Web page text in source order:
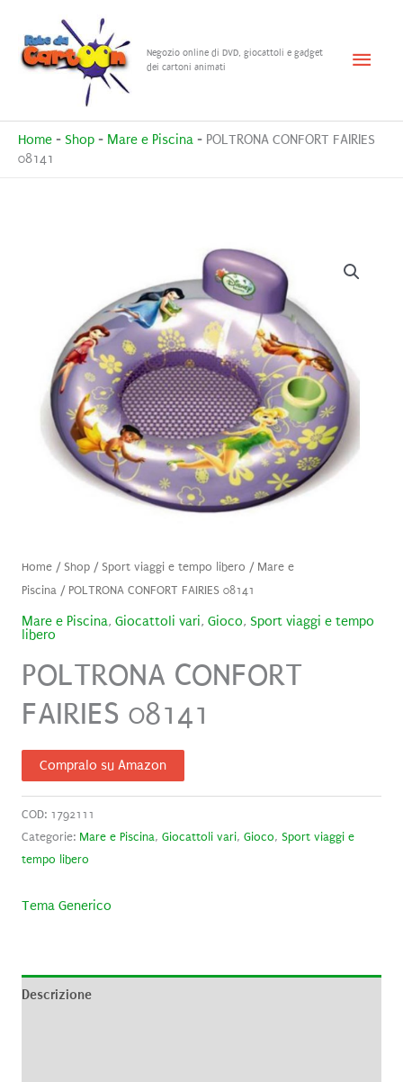
contenuto
Negozio online di DVD, giocattoli e gadget
dei cartoni animati
Menu
Home - Shop - Mare e Piscina - POLTRONA CONFORT FAIRIES
08141
Home/ Shop/ Sport viaggi e tempo libero / Mare e
Piscina/ POLTRONA CONFORT FAIRIES 08141
Mare e Piscina, Giocattoli vari, Gioco, Sport viaggi e tempo
libero
POLTRONA CONFORT
FAIRIES 08141
Compralo su Amazon
COD: 1792111
Categorie: Mare e Piscina, Giocattoli vari, Gioco, Sport viaggi e
tempo libero
Tema Generico
Descrizione